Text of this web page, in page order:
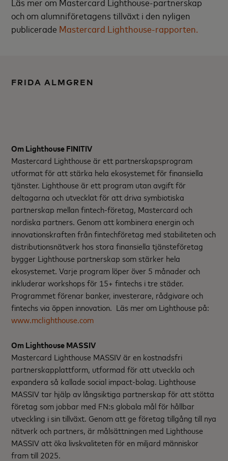
och om alumniföretagens tillväxt i den nyligen
publicerade Mastercard Lighthouse-rapporten.
FRIDA ALMGREN
Om Lighthouse FINITIV
Mastercard Lighthouse är ett partnerskapsprogram
utformat för att stärka hela ekosystemet för finansiella
tjänster. Lighthouse är ett program utan avgift för
deltagarna och utvecklat för att driva symbiotiska
partnerskap mellan fintech-företag, Mastercard och
nordiska partners. Genom att kombinera energin och
innovationskraften från fintechföretag med stabiliteten och
distributionsnätverk hos stora finansiella tjänsteföretag
bygger Lighthouse partnerskap som stärker hela
ekosystemet. Varje program löper över 5 månader och
inkluderar workshops för 15+ fintechs i tre städer.
Programmet förenar banker, investerare, rådgivare och
fintechs via öppen innovation. Läs mer om Lighthouse på:
www.mclighthouse.com
Om Lighthouse MASSIV
Mastercard Lighthouse MASSIV är en kostnadsfri
partnerskapplattform, utformad för att utveckla och
expandera så kallade social impact-bolag. Lighthouse
MASSIV tar hjälp av långsiktiga partnerskap för att stötta
företag som jobbar med FN:s globala mål för hållbar
utveckling i sin tillväxt. Genom att ge företag tillgång till nya
nätverk och partners, är målsättningen med Lighthouse
MASSIV att öka livskvaliteten för en miljard människor
fram till 2025.